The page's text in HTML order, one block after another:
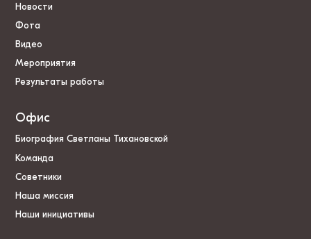
Новости
Фота
Видео
Мероприятия
Результаты работы
Офис
Биография Светланы Тихановской
Команда
Советники
Наша миссия
Наши инициативы